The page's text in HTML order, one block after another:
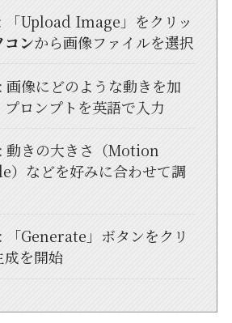
「Upload Image」をクリッ
コンから画像ファイルを選択
画像にどのような動きを加
プロンプトを英語で入力
動きの大きさ（Motion
などを好みに合わせて調
「Generate」ボタンをクリ
成を開始